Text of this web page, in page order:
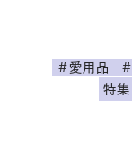
#愛用品 #
特集